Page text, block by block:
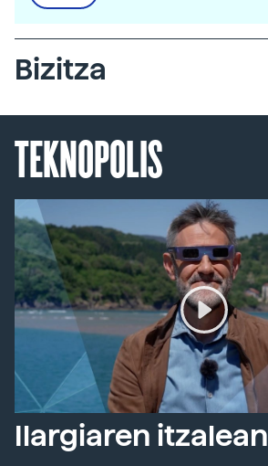
Bizitza
TEKNOPOLIS
Ilargiaren itzalean